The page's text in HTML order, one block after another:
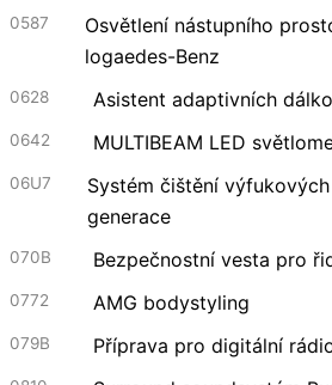
0587
Osvětlení nástupního
logaedes-Benz
0628 Asistent adaptivních
0642 MULTIBEAM LED
06U7
Systém čištění výfukových
generace
070B Bezpečnostní vesta pro
0772 AMG bodystyling
079B Příprava pro digitální